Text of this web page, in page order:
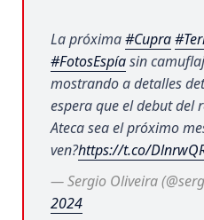
La próxima#Cupra
#FotosEspíasin
mostrando a detalles
espera que el debut del
Ateca sea el próximo
ven?https://t.co/
— Sergio Oliveira
2024